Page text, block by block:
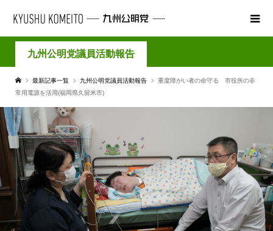
九州公明党議員活動報告
最新記事一覧 九州公明党議員活動報告
重度障がい者の命守る 市役所の非
常用電源を活用(福岡県久留米市)